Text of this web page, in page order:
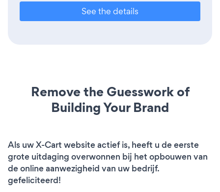
See the details
Remove the Guesswork of
Building Your Brand
Als uw X-Cart website actief is, heeft u de eerste
grote uitdaging overwonnen bij het opbouwen van
de online aanwezigheid van uw bedrijf.
gefeliciteerd!